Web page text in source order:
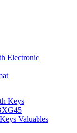
Valuables